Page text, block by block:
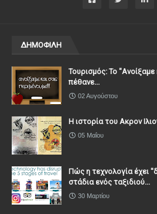
ΔΗΜΟΦΙΛΗ
Τουρισμός: Το
πέθανε...
02 Αυγούστου
Η ιστορία του Ακρον
05 Μαΐου
Πώς η τεχνολογία έχει
στάδια ενός ταξιδιού...
30 Μαρτίου